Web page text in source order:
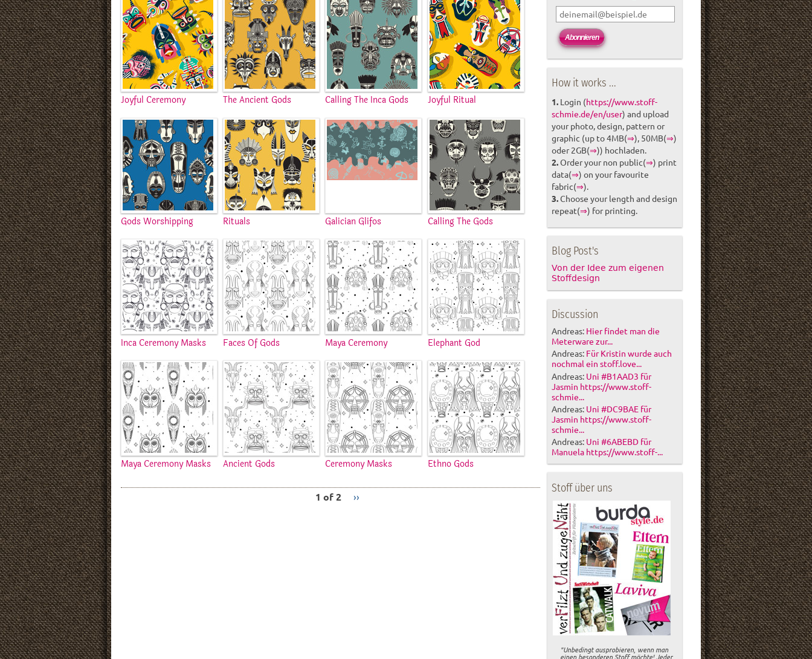
Joyful Ceremony The Ancient Gods Calling The Inca Gods Joyful Ritual
Gods Worshipping Rituals Galician Glifos Calling The Gods
Inca Ceremony Masks Faces Of Gods Maya Ceremony Elephant God
Maya Ceremony Masks Ancient Gods Ceremony Masks Ethno Gods
1 of 2 ››
How it works ...
1. Login (https://www.stoff-
schmie.de/en/user) and upload
your photo, design, pattern or
graphic (up to 4MB(⇒), 50MB(⇒)
oder 2GB(⇒)) hochladen.
2.Order your non public(⇒) print
data(⇒) on your favourite
fabric(⇒).
3.Choose your length and design
repeat(⇒) for printing.
Blog Post's
Von der Idee zum eigenen
Stoffdesign
Discussion
Andreas: Hier findet man die
Meterware zur...
Andreas: Für Kristin wurde auch
nochmal ein stoff.love...
Andreas: Uni #B1AAD3 für
Jasmin https://www.stoff-
schmie...
Andreas: Uni #DC9BAE für
Jasmin https://www.stoff-
schmie...
Andreas: Uni #6ABEBD für
Manuela https://www.stoff-...
Stoff über uns
"Unbedingt ausprobieren, wenn man
einen besonderen Stoff möchte! Jeder